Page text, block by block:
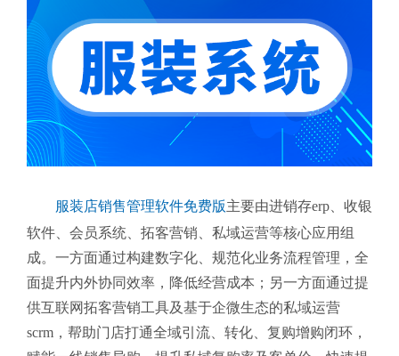
服装店销售管理软件免费版主要由进销存erp、收银
软件、会员系统、拓客营销、私域运营等核心应用组
成。一方面通过构建数字化、规范化业务流程管理，全
面提升内外协同效率，降低经营成本；另一方面通过提
供互联网拓客营销工具及基于企微生态的私域运营
scrm，帮助门店打通全域引流、转化、复购增购闭环，